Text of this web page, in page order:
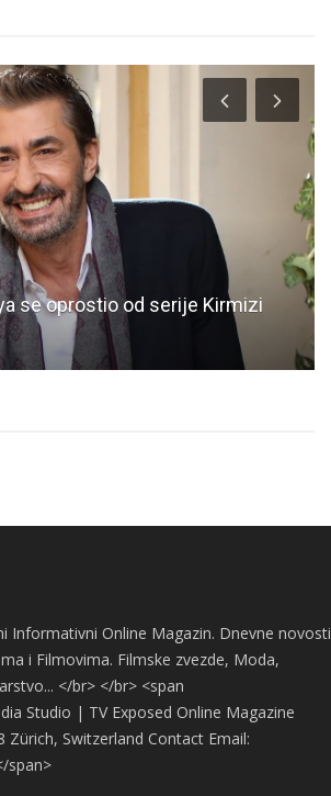
se oprostio od serije Kirmizi
Informativni Online Magazin. Dnevne novosti
i Filmovima. Filmske zvezde, Moda,
</br> </br> <span
Studio | TV Exposed Online Magazine
Zürich, Switzerland Contact Email:
span>